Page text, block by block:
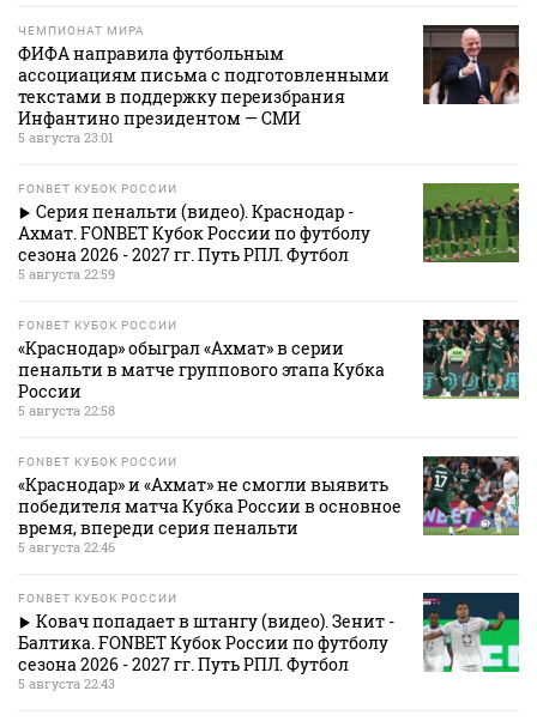
ЧЕМПИОНАТ МИРА
ФИФА направила футбольным
ассоциациям письма с подготовленными
текстами в поддержку переизбрания
Инфантино президентом — СМИ
5 августа 23:01
FONBET КУБОК РОССИИ
Серия пенальти (видео). Краснодар -
Ахмат. FONBET Кубок России по футболу
сезона 2026 - 2027 гг. Путь РПЛ. Футбол
5 августа 22:59
FONBET КУБОК РОССИИ
«Краснодар» обыграл «Ахмат» в серии
пенальти в матче группового этапа Кубка
России
5 августа 22:58
FONBET КУБОК РОССИИ
«Краснодар» и «Ахмат» не смогли выявить
победителя матча Кубка России в основное
время, впереди серия пенальти
5 августа 22:46
FONBET КУБОК РОССИИ
Ковач попадает в штангу (видео). Зенит -
Балтика. FONBET Кубок России по футболу
сезона 2026 - 2027 гг. Путь РПЛ. Футбол
5 августа 22:43